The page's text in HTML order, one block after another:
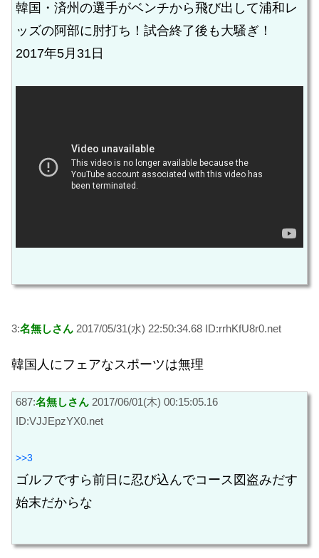
韓国・済州の選手がベンチから飛び出して浦和レ
ッズの阿部に肘打ち！試合終了後も大騒ぎ！
2017年5月31日
3:名無しさん 2017/05/31(水) 22:50:34.68 ID:rrhKfU8r0.net
韓国人にフェアなスポーツは無理
687:名無しさん 2017/06/01(木) 00:15:05.16
ID:VJJEpzYX0.net
>>3
ゴルフですら前日に忍び込んでコース図盗みだす
始末だからな